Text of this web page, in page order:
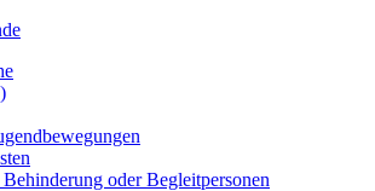
oder Begleitpersonen